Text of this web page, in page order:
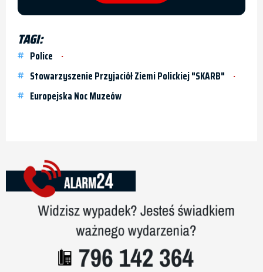
TAGI:
Police
Stowarzyszenie Przyjaciół Ziemi Polickiej "SKARB"
Europejska Noc Muzeów